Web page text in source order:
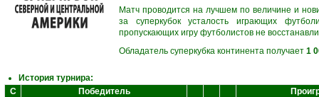
Матч проводится на лучшем по величине и
за суперкубок усталость играющих
пропускающих игру футболистов не
Обладатель суперкубка континента получает 1
История турнира:
С
Победитель